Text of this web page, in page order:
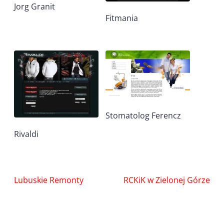
Jorg Granit
Fitmania
Rivaldi
Stomatolog Ferencz
Nawigacja
Lubuskie Remonty RCKiK w Zielonej Górze